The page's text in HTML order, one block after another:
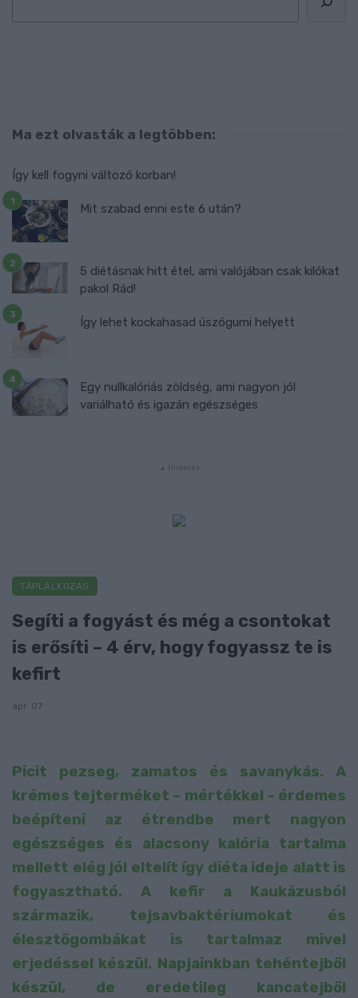
Ma ezt olvasták a legtöbben:
Így kell fogyni változó korban!
Mit szabad enni este 6 után?
5 diétásnak hitt étel, ami valójában csak kilókat
pakol Rád!
Így lehet kockahasad úszógumi helyett
Egy nullkalóriás zöldség, ami nagyon jól
variálható és igazán egészséges
TÁPLÁLKOZÁS
Segíti a fogyást és még a csontokat
is erősíti – 4 érv, hogy fogyassz te is
kefirt
ápr. 07
Picit pezseg, zamatos és savanykás. A
krémes tejterméket – mértékkel – érdemes
beépíteni az étrendbe mert nagyon
egészséges és alacsony kalória tartalma
mellett elég jól eltelít így diéta ideje alatt is
fogyasztható. A kefir a Kaukázusból
származik, tejsavbaktériumokat és
élesztőgombákat is tartalmaz mivel
erjedéssel készül. Napjainkban tehéntejből
készül, de eredetileg kancatejből